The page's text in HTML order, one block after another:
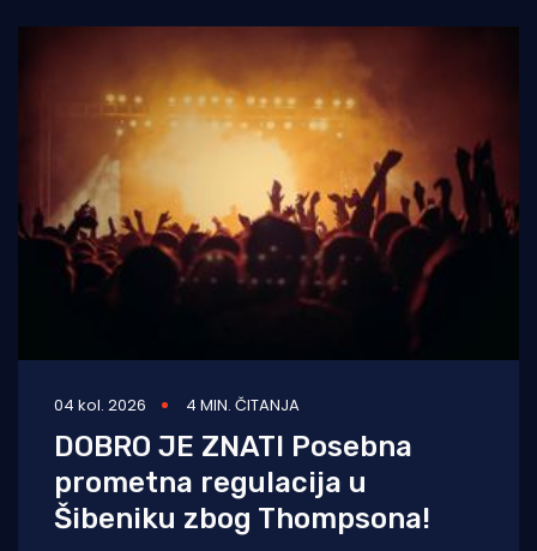
04 kol. 2026 4 MIN. ČITANJA
DOBRO JE ZNATI Posebna
prometna regulacija u
Šibeniku zbog Thompsona!